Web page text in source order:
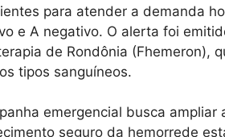
para atender a demanda
e A negativo. O alerta foi
de Rondônia (Fhemeron),
tipos sanguíneos.
emergencial busca
seguro da hemorrede